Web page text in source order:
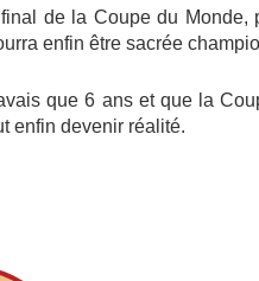
de la Coupe du Monde,
enfin être sacrée
que 6 ans et que la
enfin devenir réalité.